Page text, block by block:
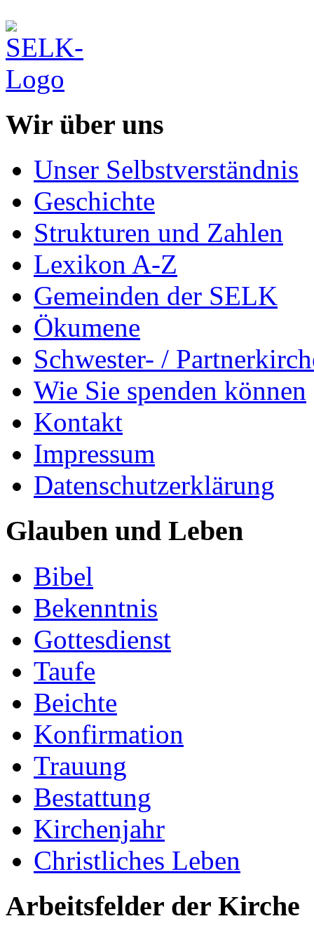
Wir über uns
Unser Selbstverständnis
Geschichte
Strukturen und Zahlen
Lexikon A-Z
Gemeinden der SELK
Ökumene
Schwester- /
Wie Sie spenden können
Kontakt
Impressum
Datenschutzerklärung
Glauben und Leben
Bibel
Bekenntnis
Gottesdienst
Taufe
Beichte
Konfirmation
Trauung
Bestattung
Kirchenjahr
Christliches Leben
Arbeitsfelder der Kirche